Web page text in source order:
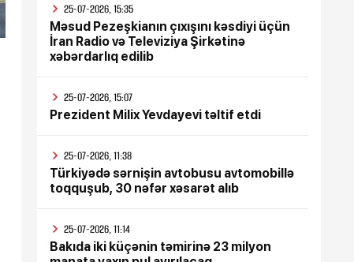
25-07-2026, 15:35
Məsud Pezeşkianın çıxışını kəsdiyi üçün
İran Radio və Televiziya Şirkətinə
xəbərdarlıq edilib
25-07-2026, 15:07
Prezident Milix Yevdayevi təltif etdi
25-07-2026, 11:38
Türkiyədə sərnişin avtobusu avtomobillə
toqquşub, 30 nəfər xəsarət alıb
25-07-2026, 11:14
Bakıda iki küçənin təmirinə 23 milyon